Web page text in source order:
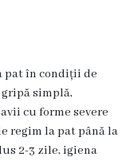
pat în condiții de
simplă,
cu forme severe
regim la pat până la
2-3 zile, igiena